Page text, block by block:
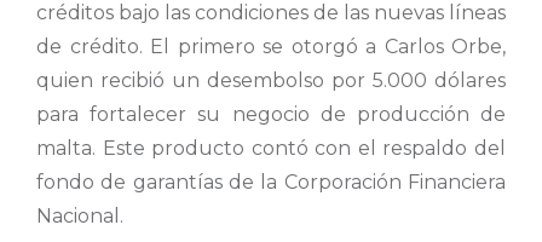
créditos bajo las condiciones de las nuevas líneas
de crédito. El primero se otorgó a Carlos Orbe,
quien recibió un desembolso por 5.000 dólares
para fortalecer su negocio de producción de
malta. Este producto contó con el respaldo del
fondo de garantías de la Corporación Financiera
Nacional.